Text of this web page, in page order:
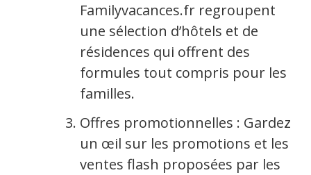
Familyvacances.fr regroupent
une sélection d’hôtels et de
résidences qui offrent des
formules tout compris pour les
familles.
Offres promotionnelles : Gardez
un œil sur les promotions et les
ventes flash proposées par les